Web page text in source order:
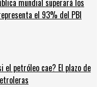
mundial superará los
el 93% del PBI
el petróleo cae? El plazo de